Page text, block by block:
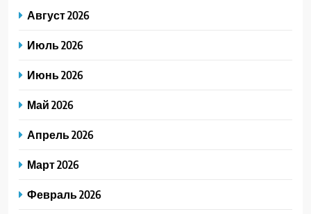
Август 2026
Июль 2026
Июнь 2026
Май 2026
Апрель 2026
Март 2026
Февраль 2026